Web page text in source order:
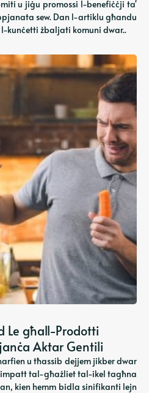
u jiġu promossi l-benefiċċji ta'
sew. Dan l-artiklu għandu
kunċetti żbaljati komuni dwar..
Le għall-Prodotti
Aktar Gentili
u tħassib dejjem jikber dwar
tal-għażliet tal-ikel tagħna
kien hemm bidla sinifikanti lejn